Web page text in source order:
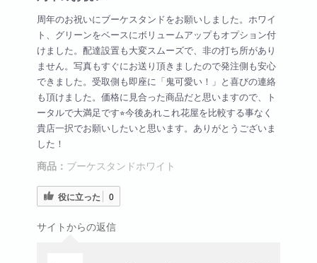
周年のお祝いにブーケスタンドをお願いしました。ホワイ
ト、グリーンをベースにボリュームアップもオプション付
けました。配達設置も大変スムーズで、非の打ち所があり
ません。写真もすぐにお送り頂きましたので発注側も安心
できました。受取側も即座に「鬼可愛い！」と喜びの連絡
も頂けました。価格に見合った商品だと思いますので、ト
ータルで大満足です⭐︎今後あれこれ花屋を比較する事なく
貴店一択でお願いしたいと思います。ありがとうございま
した！
商品： ブーケスタンドホワイト
役に立った 0
サイトからの返信